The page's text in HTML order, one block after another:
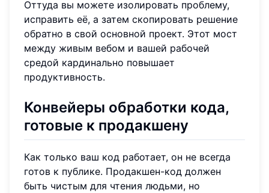
Оттуда вы можете изолировать проблему,
исправить её, а затем скопировать решение
обратно в свой основной проект. Этот мост
между живым вебом и вашей рабочей
средой кардинально повышает
продуктивность.
Конвейеры обработки кода,
готовые к продакшену
Как только ваш код работает, он не всегда
готов к публике. Продакшен-код должен
быть чистым для чтения людьми, но